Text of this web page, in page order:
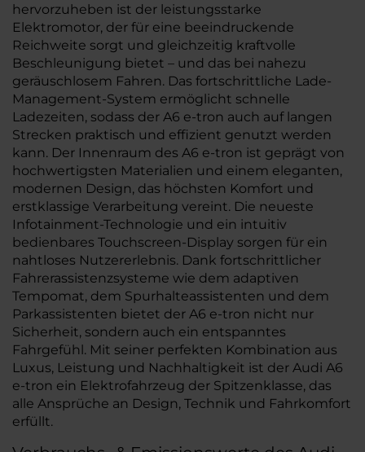
hervorzuheben ist der leistungsstarke
Elektromotor, der für eine beeindruckende
Reichweite sorgt und gleichzeitig kraftvolle
Beschleunigung bietet – und das bei nahezu
geräuschlosem Fahren. Das fortschrittliche Lade-
Management-System ermöglicht schnelle
Ladezeiten, sodass der A6 e-tron auch auf langen
Strecken praktisch und effizient genutzt werden
kann. Der Innenraum des A6 e-tron ist geprägt von
hochwertigsten Materialien und einem eleganten,
modernen Design, das höchsten Komfort und
erstklassige Verarbeitung vereint. Die neueste
Infotainment-Technologie und ein intuitiv
bedienbares Touchscreen-Display sorgen für ein
nahtloses Nutzererlebnis. Dank fortschrittlicher
Fahrerassistenzsysteme wie dem adaptiven
Tempomat, dem Spurhalteassistenten und dem
Parkassistenten bietet der A6 e-tron nicht nur
Sicherheit, sondern auch ein entspanntes
Fahrgefühl. Mit seiner perfekten Kombination aus
Luxus, Leistung und Nachhaltigkeit ist der Audi A6
e-tron ein Elektrofahrzeug der Spitzenklasse, das
alle Ansprüche an Design, Technik und Fahrkomfort
erfüllt.